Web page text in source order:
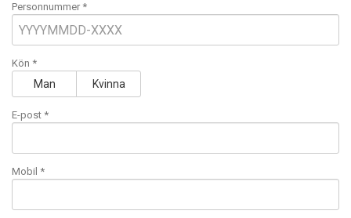
Personnummer *
Kön *
Man Kvinna
E-post *
Mobil *